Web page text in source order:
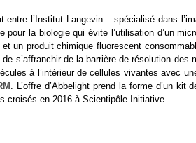
l’Institut Langevin – spécialisé dans
pour la biologie qui évite l’utilisation d’un
un produit chimique fluorescent
s’affranchir de la barrière de résolution des
à l’intérieur de cellules vivantes avec
. L’offre d’Abbelight prend la forme d’un
croisés en 2016 à Scientipôle Initiative.